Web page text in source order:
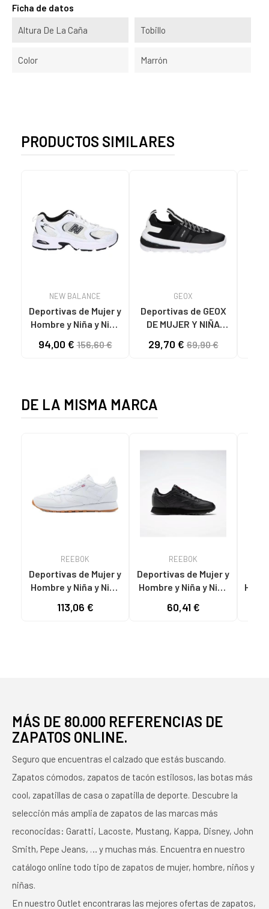
Ficha de datos
Altura De La Caña Tobillo
Color Marrón
PRODUCTOS SIMILARES
NEW BALANCE
Deportivas de Mujer y
Hombre y Niña y Niño
ZAPATILLAS
94,00 €156,60 €
GEOX
Deportivas de GEOX
DE MUJER Y NIÑA
ACTIVART C0127
29,70 €69,90 €
DE LA MISMA MARCA
REEBOK
Deportivas de Mujer y
Hombre y Niña y Niño
GY0952 BLANCA
113,06 €
REEBOK
Deportivas de Mujer y
Hombre y Niña y Niño
MARCA MODELO CL
60,41 €
MÁS DE 80.000 REFERENCIAS DE
ZAPATOS ONLINE.
Seguro que encuentras el calzado que estás buscando.
Zapatos cómodos, zapatos de tacón estilosos, las botas más
cool, zapatillas de casa o zapatilla de deporte. Descubre la
selección más amplia de zapatos de las marcas más
reconocidas: Garatti, Lacoste, Mustang, Kappa, Disney, John
Smith, Pepe Jeans, … y muchas más. Encuentra en nuestro
catálogo online todo tipo de zapatos de mujer, hombre, niños y
niñas.
En nuestro Outlet encontraras las mejores ofertas de zapatos,